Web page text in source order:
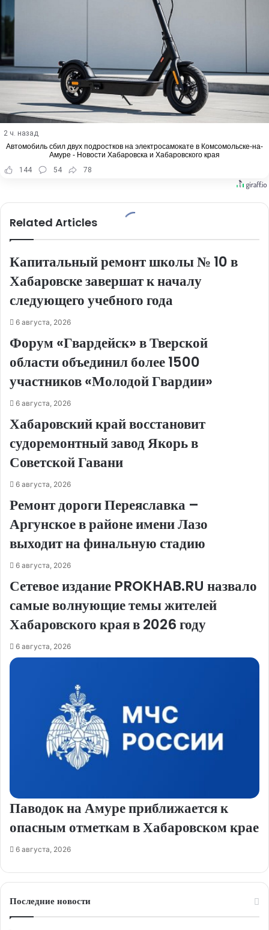
2 ч. назад
Автомобиль сбил двух подростков на электросамокате в Комсомольске-на-
Амуре - Новости Хабаровска и Хабаровского края
144
54 78
Related Articles
Капитальный ремонт школы № 10 в
Хабаровске завершат к началу
следующего учебного года
6 августа, 2026
Форум «Гвардейск» в Тверской
области объединил более 1500
участников «Молодой Гвардии»
6 августа, 2026
Хабаровский край восстановит
судоремонтный завод Якорь в
Советской Гавани
6 августа, 2026
Ремонт дороги Переяславка –
Аргунское в районе имени Лазо
выходит на финальную стадию
6 августа, 2026
Сетевое издание PROKHAB.RU назвало
самые волнующие темы жителей
Хабаровского края в 2026 году
6 августа, 2026
Паводок на Амуре приближается к
опасным отметкам в Хабаровском крае
6 августа, 2026
Последние новости